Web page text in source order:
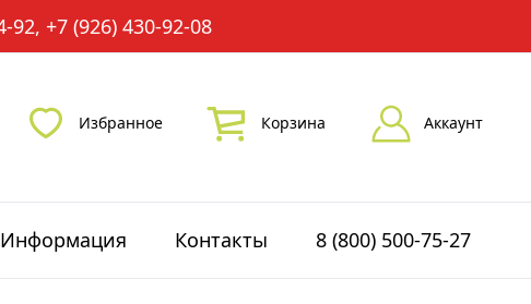
+7 (926) 430-92-08
Избранное Корзина Аккаунт
Информация Контакты 8 (800) 500-75-27